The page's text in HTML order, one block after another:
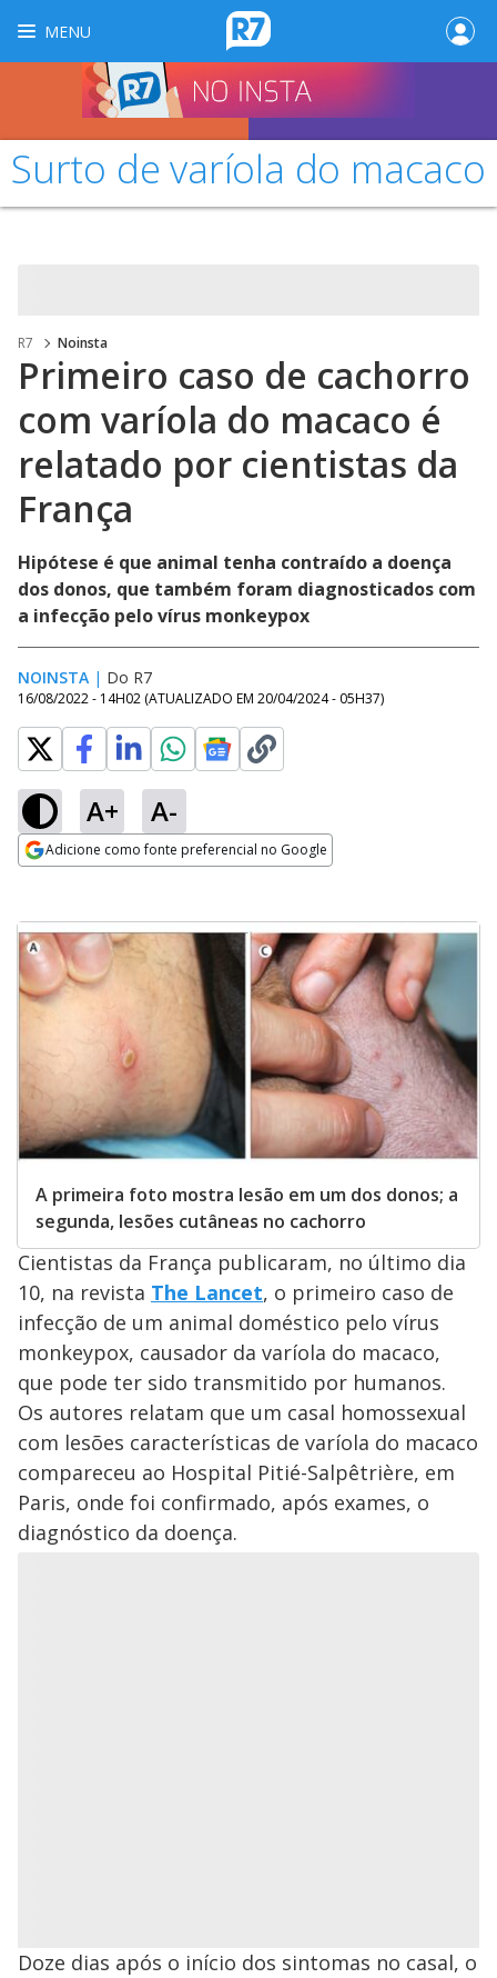
MENU
Surto de varíola do macaco
R7 Noinsta
Primeiro caso de cachorro
com varíola do macaco é
relatado por cientistas da
França
Hipótese é que animal tenha contraído a doença
dos donos, que também foram diagnosticados com
a infecção pelo vírus monkeypox
NOINSTA | Do R7
16/08/2022 - 14H02 (ATUALIZADO EM 20/04/2024 - 05H37)
A+ A-
Adicione como fonte preferencial no Google
A primeira foto mostra lesão em um dos donos; a
segunda, lesões cutâneas no cachorro
Cientistas da França publicaram, no último dia
10, na revista The Lancet, o primeiro caso de
infecção de um animal doméstico pelo vírus
monkeypox, causador da varíola do macaco,
que pode ter sido transmitido por humanos.
Os autores relatam que um casal homossexual
com lesões características de varíola do macaco
compareceu ao Hospital Pitié-Salpêtrière, em
Paris, onde foi confirmado, após exames, o
diagnóstico da doença.
Doze dias após o início dos sintomas no casal, o